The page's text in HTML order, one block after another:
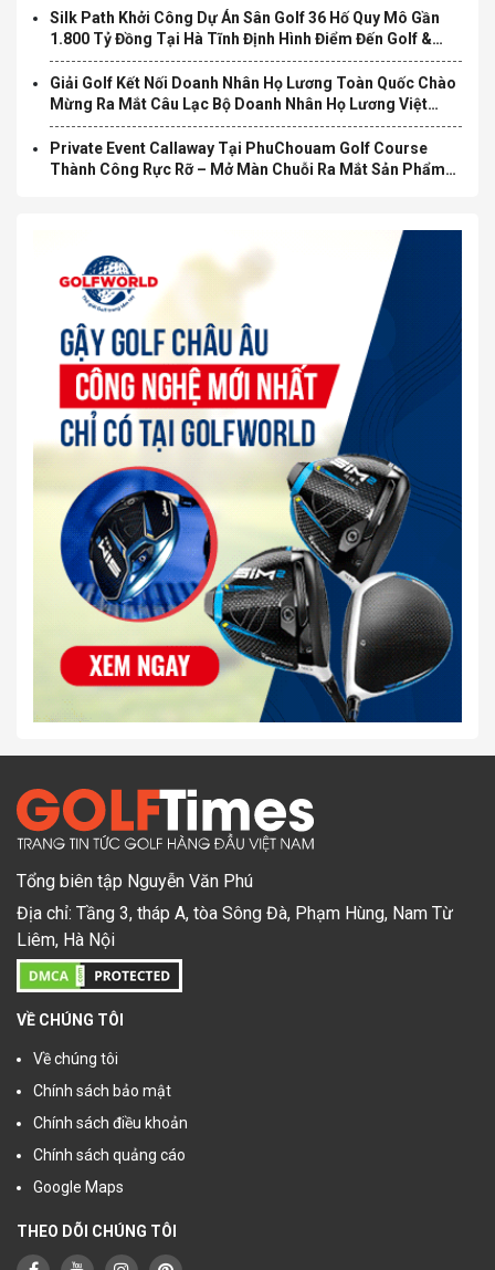
Silk Path Khởi Công Dự Án Sân Golf 36 Hố Quy Mô Gần
1.800 Tỷ Đồng Tại Hà Tĩnh Định Hình Điểm Đến Golf &
Nghỉ Dưỡng Cao Cấp Mới Tại Bắc Trung Bộ
Giải Golf Kết Nối Doanh Nhân Họ Lương Toàn Quốc Chào
Mừng Ra Mắt Câu Lạc Bộ Doanh Nhân Họ Lương Việt
Nam Chính Thức Khởi Tranh
Private Event Callaway Tại PhuChouam Golf Course
Thành Công Rực Rỡ – Mở Màn Chuỗi Ra Mắt Sản Phẩm
Tổng biên tập Nguyễn Văn Phú
Địa chỉ: Tầng 3, tháp A, tòa Sông Đà, Phạm Hùng, Nam Từ
Liêm, Hà Nội
VỀ CHÚNG TÔI
Về chúng tôi
Chính sách bảo mật
Chính sách điều khoản
Chính sách quảng cáo
Google Maps
THEO DÕI CHÚNG TÔI